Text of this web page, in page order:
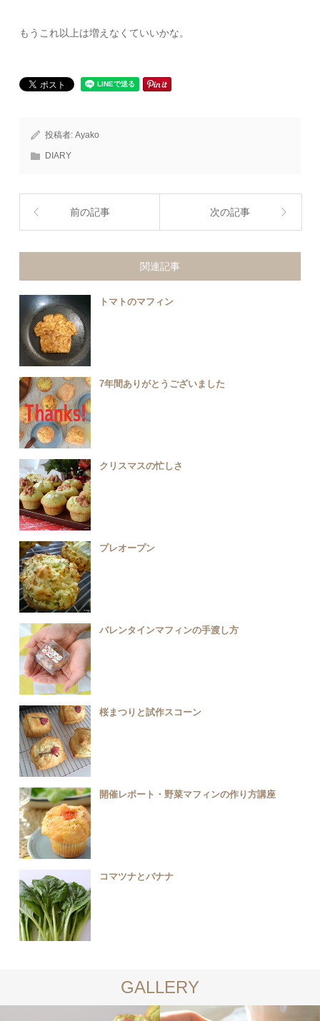
もうこれ以上は増えなくていいかな。
投稿者:Ayako
DIARY
前の記事 次の記事
関連記事
トマトのマフィン
7年間ありがとうございました
クリスマスの忙しさ
プレオープン
バレンタインマフィンの手渡し方
桜まつりと試作スコーン
開催レポート・野菜マフィンの作り方講座
コマツナとバナナ
GALLERY